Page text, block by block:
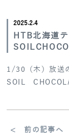
2025.2.4
HTB北海道
1/30（木）放送
SOIL
< 前の記事へ